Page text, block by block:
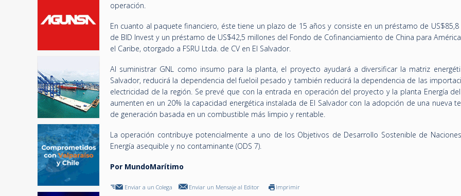
operación.
En cuanto al paquete financiero, éste tiene un plazo de 15 años y consiste en un préstamo de US$85,8
de BID Invest y un préstamo de US$42,5 millones del Fondo de Cofinanciamiento de China para
el Caribe, otorgado a FSRU Ltda. de CV en El Salvador.
Al suministrar GNL como insumo para la planta, el proyecto ayudará a diversificar la matriz
Salvador, reducirá la dependencia del fueloil pesado y también reducirá la dependencia de las
electricidad de la región. Se prevé que con la entrada en operación del proyecto y la planta Energía
aumenten en un 20% la capacidad energética instalada de El Salvador con la adopción de una nueva
de generación basada en un combustible más limpio y rentable.
La operación contribuye potencialmente a uno de los Objetivos de Desarrollo Sostenible de
Energía asequible y no contaminante (ODS 7).
Por MundoMarítimo
Enviar a un Colega Enviar un Mensaje al Editor Imprimir